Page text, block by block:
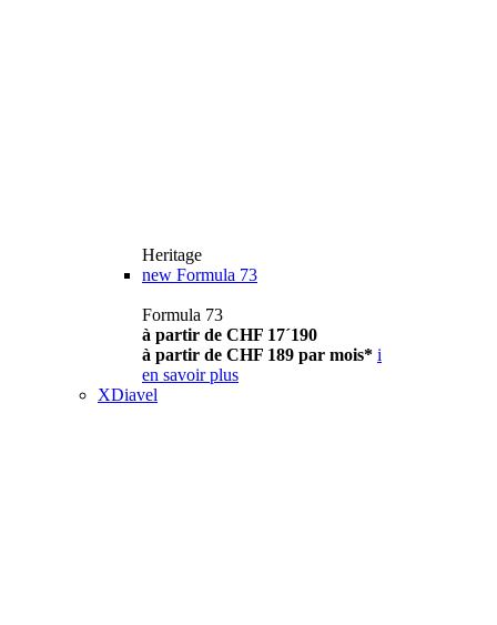
Heritage
new Formula 73
Formula 73
à partir de CHF 17´190
à partir de CHF 189 par mois* i
en savoir plus
XDiavel